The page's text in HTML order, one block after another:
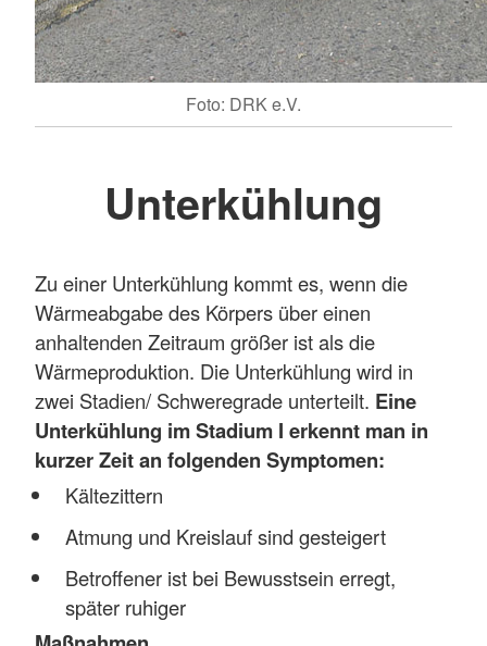
Foto: DRK e.V.
Unterkühlung
Zu einer Unterkühlung kommt es, wenn die
Wärmeabgabe des Körpers über einen
anhaltenden Zeitraum größer ist als die
Wärmeproduktion. Die Unterkühlung wird in
zwei Stadien/ Schweregrade unterteilt. Eine
Unterkühlung im Stadium I erkennt man in
kurzer Zeit an folgenden Symptomen:
Kältezittern
Atmung und Kreislauf sind gesteigert
Betroffener ist bei Bewusstsein erregt,
später ruhiger